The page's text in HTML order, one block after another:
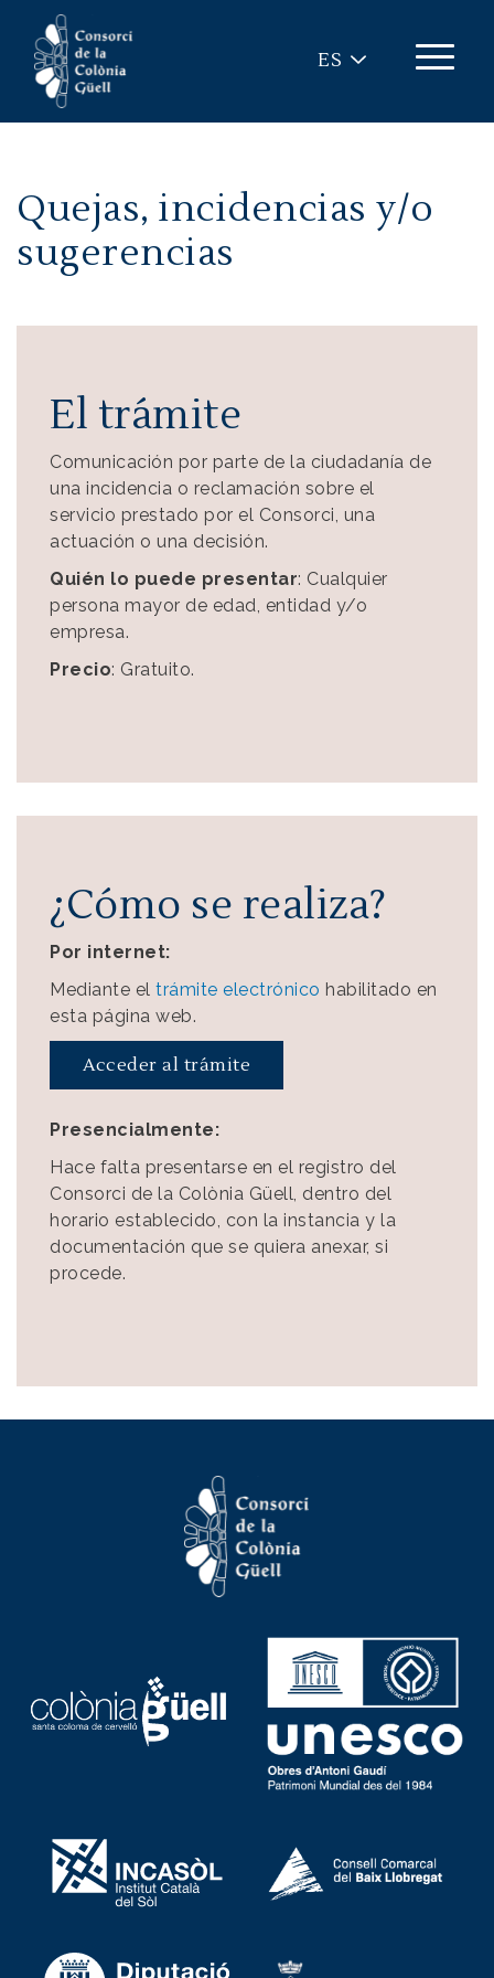
ES
Quejas, incidencias y/o
sugerencias
El trámite
Comunicación por parte de la ciudadanía de
una incidencia o reclamación sobre el
servicio prestado por el Consorci, una
actuación o una decisión.
Quién lo puede presentar: Cualquier
persona mayor de edad, entidad y/o
empresa.
Precio: Gratuito.
¿Cómo se realiza?
Por internet:
Mediante el trámite electrónico habilitado en
esta página web.
Acceder al trámite
Presencialmente:
Hace falta presentarse en el registro del
Consorci de la Colònia Güell, dentro del
horario establecido, con la instancia y la
documentación que se quiera anexar, si
procede.